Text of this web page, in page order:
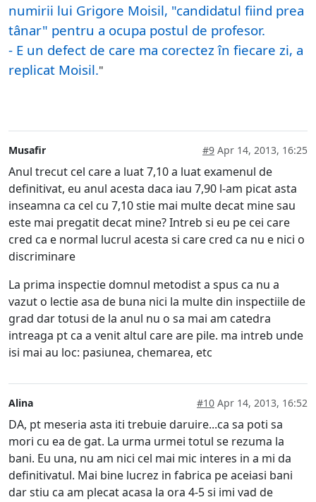
numirii lui Grigore Moisil, "candidatul fiind prea
tânar" pentru a ocupa postul de profesor.
- E un defect de care ma corectez în fiecare zi, a
replicat Moisil."
Musafir #9 Apr 14, 2013, 16:25
Anul trecut cel care a luat 7,10 a luat examenul de
definitivat, eu anul acesta daca iau 7,90 l-am picat asta
inseamna ca cel cu 7,10 stie mai multe decat mine sau
este mai pregatit decat mine? Intreb si eu pe cei care
cred ca e normal lucrul acesta si care cred ca nu e nici o
discriminare
La prima inspectie domnul metodist a spus ca nu a
vazut o lectie asa de buna nici la multe din inspectiile de
grad dar totusi de la anul nu o sa mai am catedra
intreaga pt ca a venit altul care are pile. ma intreb unde
isi mai au loc: pasiunea, chemarea, etc
Alina #10 Apr 14, 2013, 16:52
DA, pt meseria asta iti trebuie daruire...ca sa poti sa
mori cu ea de gat. La urma urmei totul se rezuma la
bani. Eu una, nu am nici cel mai mic interes in a mi da
definitivatul. Mai bine lucrez in fabrica pe aceiasi bani
dar stiu ca am plecat acasa la ora 4-5 si imi vad de